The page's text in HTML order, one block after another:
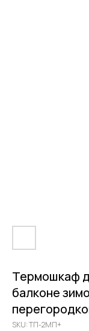
Термошкаф
балконе
SKU:ТП-2МП+